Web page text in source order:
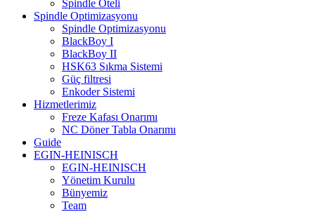
Spindle Oteli
Spindle Optimizasyonu
Spindle Optimizasyonu
BlackBoy I
BlackBoy II
HSK63 Sıkma Sistemi
Güç filtresi
Enkoder Sistemi
Hizmetlerimiz
Freze Kafası Onarımı
NC Döner Tabla Onarımı
Guide
EGIN-HEINISCH
EGIN-HEINISCH
Yönetim Kurulu
Bünyemiz
Team